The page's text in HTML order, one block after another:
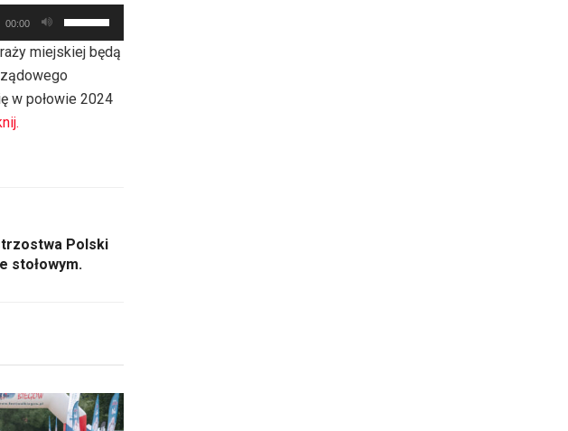
zwiększyć
zmniejszyć
głośność.
do
dołu
aby
zwiększyć
00:00
strzałek
do
góry
oraz
zmniejszyć
głośność.
miejskiej będą
w połowie 2024
Polski
stołowym.